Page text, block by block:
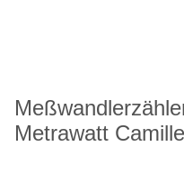
Metrawatt